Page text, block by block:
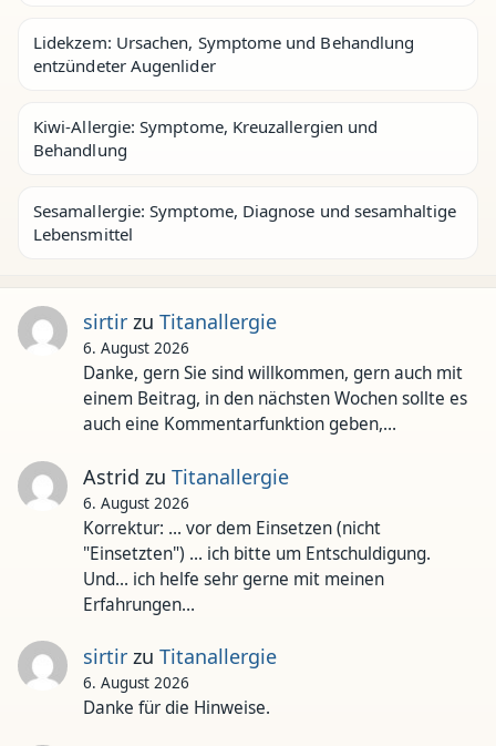
Lidekzem: Ursachen, Symptome und Behandlung
entzündeter Augenlider
Kiwi-Allergie: Symptome, Kreuzallergien und
Behandlung
Sesamallergie: Symptome, Diagnose und sesamhaltige
Lebensmittel
sirtirzu Titanallergie
6. August 2026
Danke, gern Sie sind willkommen, gern auch mit
einem Beitrag, in den nächsten Wochen sollte es
auch eine Kommentarfunktion geben,…
Astrid zu Titanallergie
6. August 2026
Korrektur: ... vor dem Einsetzen (nicht
"Einsetzten") ... ich bitte um Entschuldigung.
Und... ich helfe sehr gerne mit meinen
Erfahrungen…
sirtirzu Titanallergie
6. August 2026
Danke für die Hinweise.